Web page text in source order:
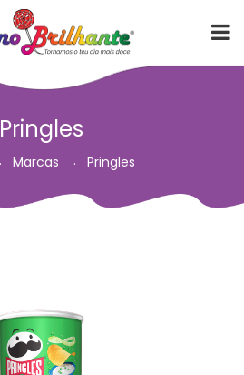
Pringles
Marcas Pringles